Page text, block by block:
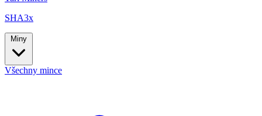
SHA3x
Miny
Všechny mince